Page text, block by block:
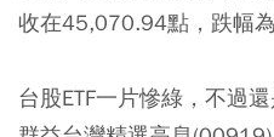
收在45,070.94點，跌幅為
台股ETF一片慘綠，不過